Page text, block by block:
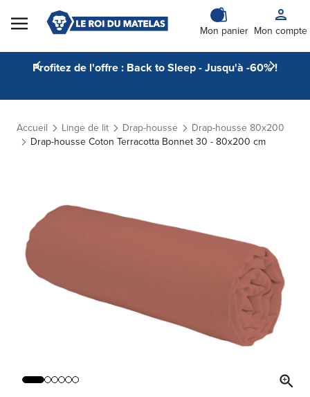
Skip to Content
Mon panier Mon compte
Profitez de l'offre : Back to Sleep - Jusqu'à -60% !
Accueil Linge de lit Drap-housse
Drap-housse 80x200
Drap-housse Coton Terracotta Bonnet 30 - 80x200 cm